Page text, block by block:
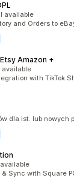
1155
available
and Orders to
Amazon +
895
available
with TikTok
803
dla ist. lub nowych
219
Sync with Square